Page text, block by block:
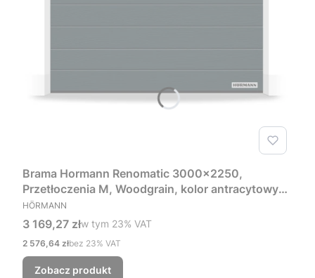
Brama Hormann Renomatic 3000x2250,
Przetłoczenia M, Woodgrain, kolor antracytowy
RAL 7016 + Prowadzenie Z
PRODUCENT
HÖRMANN
Cena brutto
3 169,27 złw tym %s VAT
w tym 23% VAT
Cena netto
2 576,64 złbez 23% VAT
Zobacz produkt